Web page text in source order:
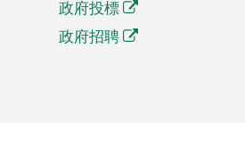
政府投標
政府招聘